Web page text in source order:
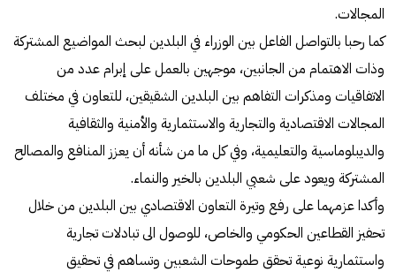
المجالات.
كما رحبا بالتواصل الفاعل بين الوزراء في البلدين لبحث المواضيع المشتركة
وذات الاهتمام من الجانبين، موجهين بالعمل على إبرام عدد من
الاتفاقيات ومذكرات التفاهم بين البلدين الشقيقين، للتعاون في مختلف
المجالات الاقتصادية والتجارية والاستثمارية والأمنية والثقافية
والديبلوماسية والتعليمية، وفي كل ما من شأنه أن يعزز المنافع والمصالح
المشتركة ويعود على شعبي البلدين بالخير والنماء.
وأكدا عزمهما على رفع وتيرة التعاون الاقتصادي بين البلدين من خلال
تحفيز القطاعين الحكومي والخاص، للوصول الى تبادلات تجارية
واستثمارية نوعية تحقق طموحات الشعبين وتساهم في تحقيق